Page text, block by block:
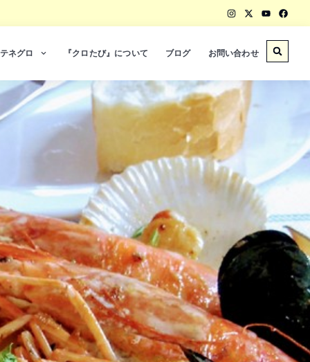
ネグロ 『クロたび』について ブログ お問い合わせ